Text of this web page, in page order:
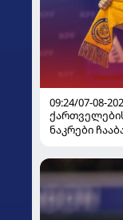
09:24/07-08-
ნაკრები